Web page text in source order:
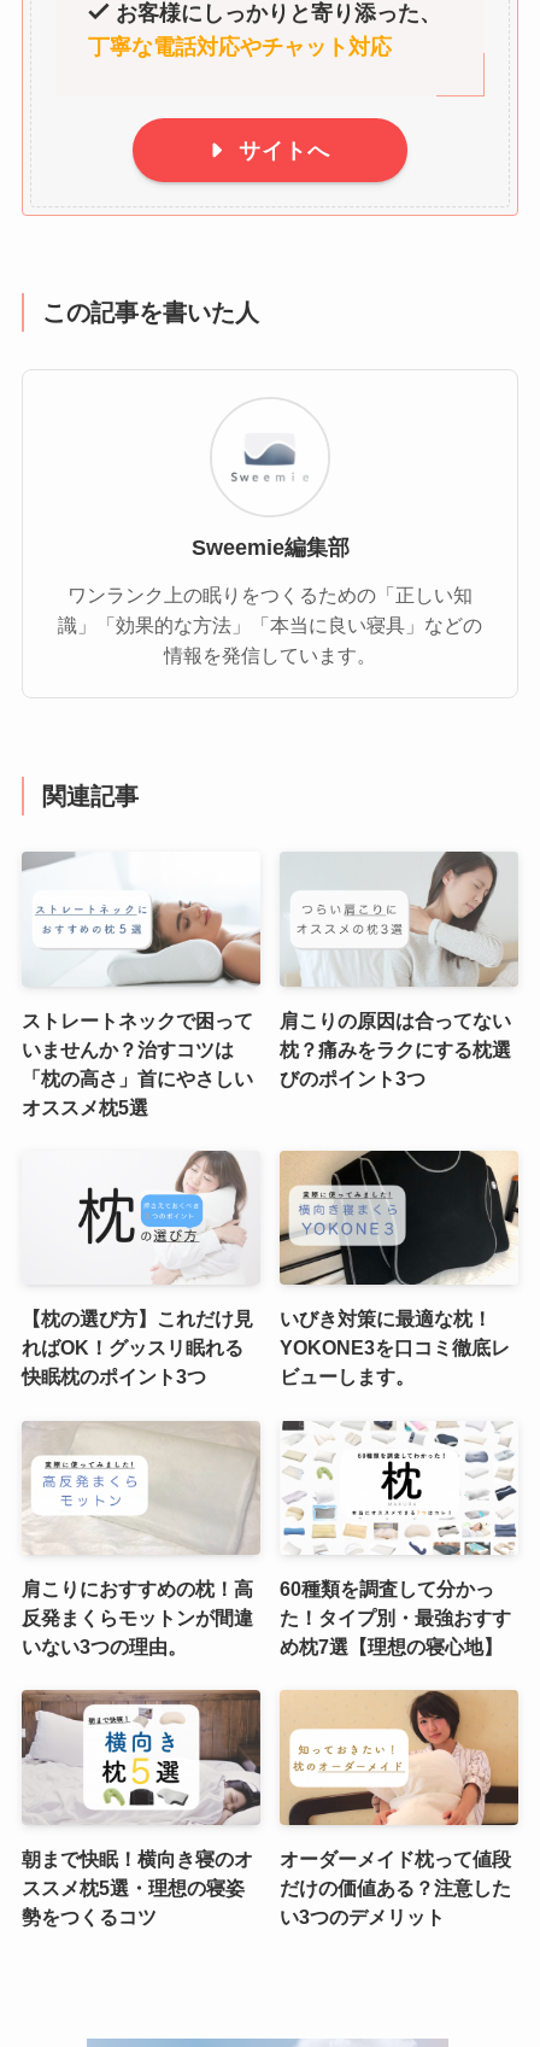
お客様にしっかりと寄り添った、
丁寧な電話対応やチャット対応
サイトへ
この記事を書いた人
Sweemie編集部
ワンランク上の眠りをつくるための「正しい知
識」「効果的な方法」「本当に良い寝具」などの
情報を発信しています。
関連記事
ストレートネックで困って
いませんか？治すコツは
「枕の高さ」首にやさしい
オススメ枕5選
肩こりの原因は合ってない
枕？痛みをラクにする枕選
びのポイント3つ
【枕の選び方】これだけ見
ればOK！グッスリ眠れる
快眠枕のポイント3つ
いびき対策に最適な枕！
YOKONE3を口コミ徹底レ
ビューします。
肩こりにおすすめの枕！高
反発まくらモットンが間違
いない3つの理由。
60種類を調査して分かっ
た！タイプ別・最強おすす
め枕7選【理想の寝心地】
朝まで快眠！横向き寝のオ
ススメ枕5選・理想の寝姿
勢をつくるコツ
オーダーメイド枕って値段
だけの価値ある？注意した
い3つのデメリット